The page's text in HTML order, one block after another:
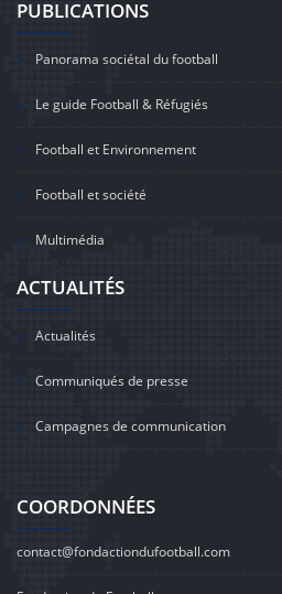
PUBLICATIONS
Panorama sociétal du football
Le guide Football & Réfugiés
Football et Environnement
Football et société
Multimédia
ACTUALITÉS
Actualités
Communiqués de presse
Campagnes de communication
COORDONNÉES
contact@fondactiondufootball.com